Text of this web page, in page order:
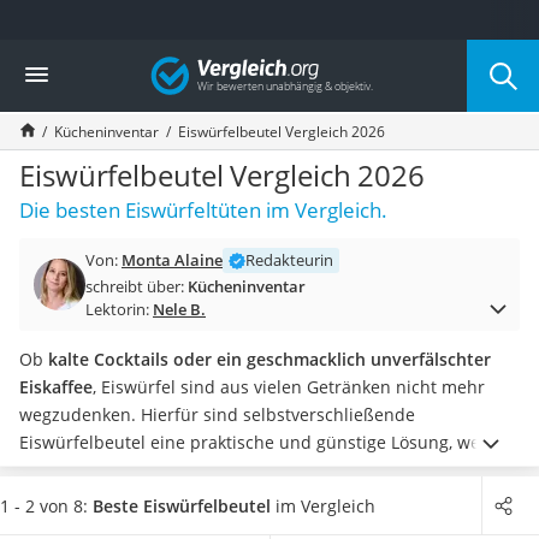
Die beliebtesten Vergleiche nach Kategorie
Haushalt
Wassersprudler
Zentralstaubsauger
Brotbackautomat
Wischroboter
Wäschespinne
Spülmaschinentabs
Akku-Staubsauger
AEG-Waschmaschine
Saug-Wisch-Roboter
Handstaubsauger
Milchaufschäumer
Kondenstrockner
Reiskocher
Vergleich
Kücheninventar Eiswürfelbeutel Vergleich 2026
Eiswürfelbeutel Vergleich 2026
Die besten Eiswürfeltüten im Vergleich.
Von: Monta Alaine
Redakteurin
schreibt über: Kücheninventar
Lektorin: Nele B.
Ob kalte Cocktails oder ein geschmacklich unverfälschter
Eiskaffee, Eiswürfel sind aus vielen Getränken nicht mehr
wegzudenken. Hierfür sind selbstverschließende
Eiswürfelbeutel eine praktische und günstige Lösung, wenn
Sie nicht über einen Eiswürfelspender oder eine
Eiswürfelmaschineverfügen.Online-Tests von
1 - 2 von 8: Beste Eiswürfelbeutel im Vergleich